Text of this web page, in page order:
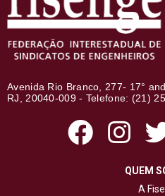
Avenida Rio Branco, 277- 17°
RJ, 20040-009 - Telefone: (21)
QUEM
A